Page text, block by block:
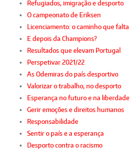
Refugiados, imigração e desporto
O campeonato de Eriksen
Licenciamento: o caminho que falta
E depois da Champions?
Resultados que elevam Portugal
Perspetivar 2021/22
As Odemiras do país desportivo
Valorizar o trabalho, no desporto
Esperança no futuro e na liberdade
Gerir emoções e direitos humanos
Responsabilidade
Sentir o país e a esperança
Desporto contra o racismo